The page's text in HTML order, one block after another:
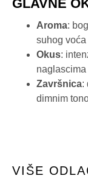
GLAVNE
Aroma:
suhog
Okus:
Završnica:
dimnim
VIŠE OD